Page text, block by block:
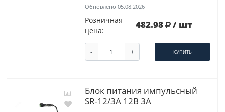
Обновлено 05.08.2026
Розничная
цена:
482.98 / шт
- + КУПИТЬ
Блок питания импульсный
SR-12/3A 12В 3А